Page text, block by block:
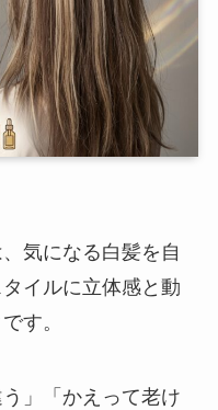
気になる白髪を自
イルに立体感と動
す。
」「かえって老け